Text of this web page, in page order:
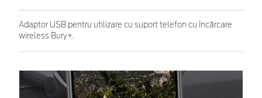
Adaptor USB pentru utilizare cu suport telefon cu încărcare
wireless Bury+.